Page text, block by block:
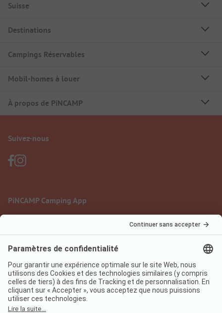
Suisse
Destinations
Campings Réservables
Mobil-homes à louer
À propos de PiNCAMP
Suivez-nous
PiNCAMP Camping App
Mentions légales
Protection des données
Conditions d'utilisation
Règlement sur les services numériques